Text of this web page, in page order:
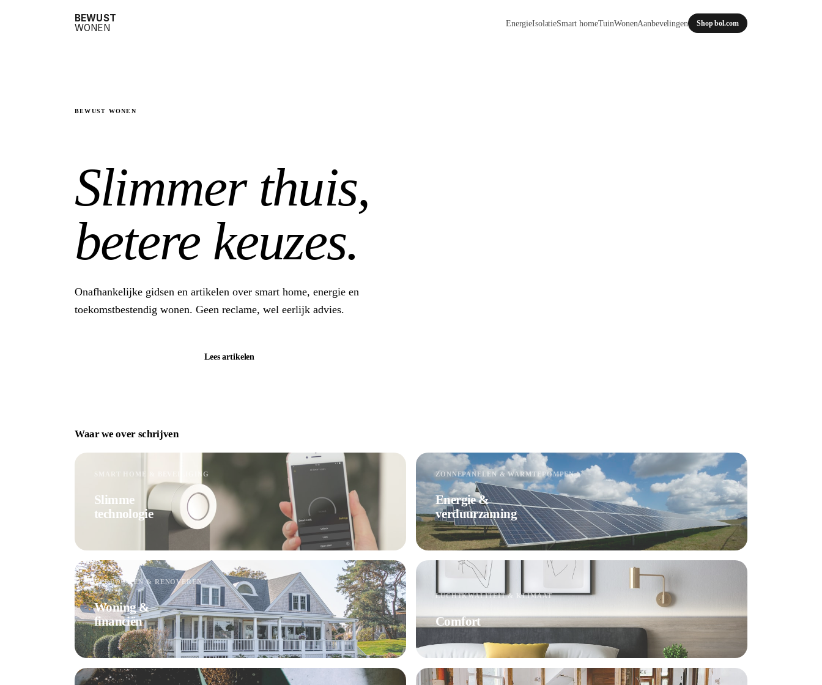
BEWUST
WONEN
EnergieIsolatieSmart homeTuinWonenAanbevelingen Shop bol.com
BEWUST WONEN
Slimmer thuis,
betere keuzes.
Onafhankelijke gidsen en artikelen over smart home, energie en
toekomstbestendig wonen. Geen reclame, wel eerlijk advies.
Lees artikelen
Waar we over schrijven
SMART HOME & BEVEILIGING
Slimme
technologie
ZONNEPANELEN & WARMTEPOMPEN
Energie &
verduurzaming
VERBOUWEN & RENOVEREN
Woning &
financiën
LUCHTKWALITEIT & KLIMAAT
Comfort